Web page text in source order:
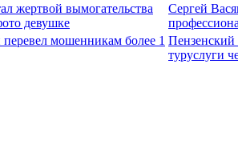
жертвой вымогательства
девушке
Сергей
мошенникам более 1 Пензенский
туруслуги